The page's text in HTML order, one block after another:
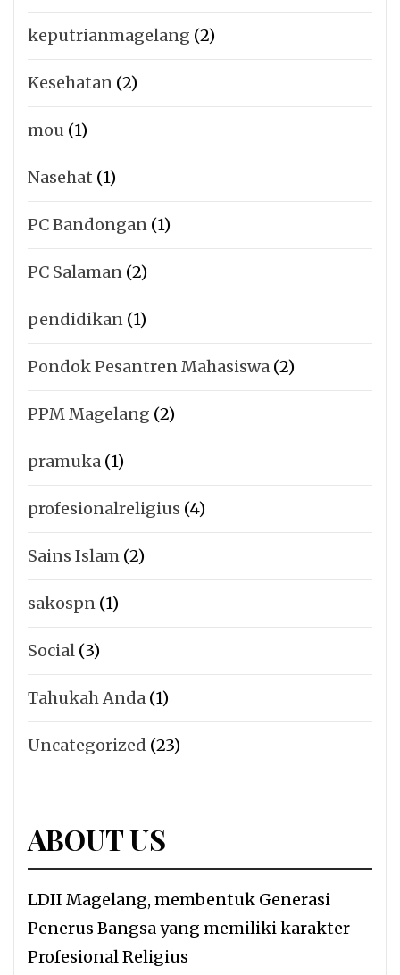
keputrianmagelang (2)
Kesehatan (2)
mou (1)
Nasehat (1)
PC Bandongan (1)
PC Salaman (2)
pendidikan (1)
Pondok Pesantren Mahasiswa (2)
PPM Magelang (2)
pramuka (1)
profesionalreligius (4)
Sains Islam (2)
sakospn (1)
Social (3)
Tahukah Anda (1)
Uncategorized (23)
ABOUT US
LDII Magelang, membentuk Generasi
Penerus Bangsa yang memiliki karakter
Profesional Religius